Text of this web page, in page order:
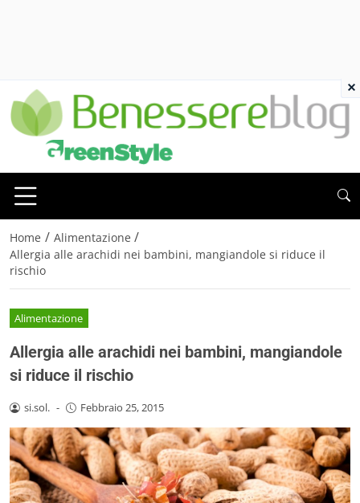
Home / Alimentazione /
Allergia alle arachidi nei bambini, mangiandole si riduce il
rischio
Alimentazione
Allergia alle arachidi nei bambini, mangiandole
si riduce il rischio
si.sol. - Febbraio 25, 2015
×